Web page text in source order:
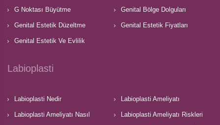
G Noktası Büyütme Genital Bölge Dolguları
Genital Estetik Düzeltme Genital Estetik Fiyatları
Genital Estetik Ve Evlilik
Labioplasti
Labioplasti Nedir Labioplasti Ameliyatı
Labioplasti Ameliyatı Nasıl Labioplasti Ameliyatı Riskleri